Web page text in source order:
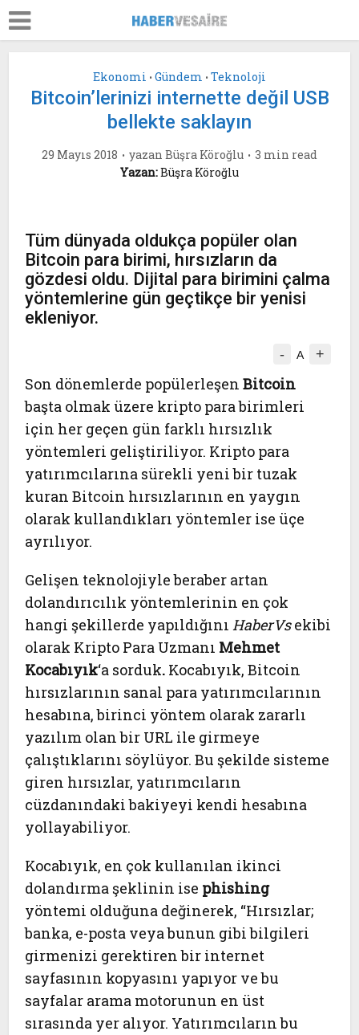
Ekonomi • Gündem • Teknoloji
Bitcoin’lerinizi internette değil USB
bellekte saklayın
29 Mayıs 2018 yazan Büşra Köroğlu
3 min read
Yazan:Büşra Köroğlu
Tüm dünyada oldukça popüler olan
Bitcoin para birimi, hırsızların da
gözdesi oldu. Dijital para birimini çalma
yöntemlerine gün geçtikçe bir yenisi
ekleniyor.
- A +
Son dönemlerde popülerleşenBitcoin
başta olmak üzere kripto para birimleri
için her geçen gün farklı hırsızlık
yöntemleri geliştiriliyor. Kripto para
yatırımcılarına sürekli yeni bir tuzak
kuran Bitcoin hırsızlarının en yaygın
olarak kullandıkları yöntemler ise üçe
ayrılıyor.
Gelişen teknolojiyle beraber artan
dolandırıcılık yöntemlerinin en çok
hangi şekillerde yapıldığınıHaberVsekibi
olarak Kripto Para Uzmanı Mehmet
Kocabıyık‘a sorduk. Kocabıyık, Bitcoin
hırsızlarının sanal para yatırımcılarının
hesabına, birinci yöntem olarak zararlı
yazılım olan bir URL ile girmeye
çalıştıklarını söylüyor. Bu şekilde sisteme
giren hırsızlar, yatırımcıların
cüzdanındaki bakiyeyi kendi hesabına
yollayabiliyor.
Kocabıyık, en çok kullanılan ikinci
dolandırma şeklinin ise phishing
yöntemi olduğuna değinerek, “Hırsızlar;
banka, e-posta veya bunun gibi bilgileri
girmenizi gerektiren bir internet
sayfasının kopyasını yapıyor ve bu
sayfalar arama motorunun en üst
sırasında yer alıyor. Yatırımcıların bu